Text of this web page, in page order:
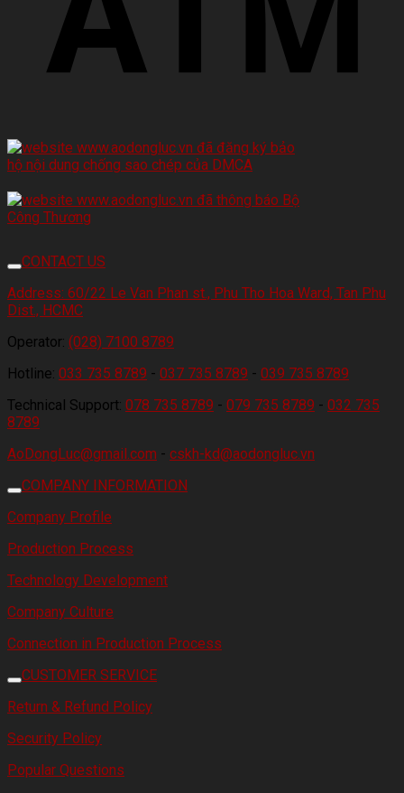
CONTACT US
Address: 60/22 Le Van Phan st., Phu Tho Hoa Ward, Tan Phu
Dist., HCMC
Operator: (028) 7100 8789
Hotline: 033 735 8789 - 037 735 8789 - 039 735 8789
Technical Support: 078 735 8789 - 079 735 8789 - 032 735
8789
AoDongLuc@gmail.com - cskh-kd@aodongluc.vn
COMPANY INFORMATION
Company Profile
Production Process
Technology Development
Company Culture
Connection in Production Process
CUSTOMER SERVICE
Return & Refund Policy
Security Policy
Popular Questions